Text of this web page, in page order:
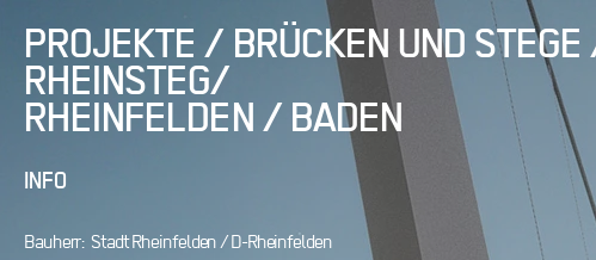
PROJEKTE / BRÜCKEN UND STEGE
RHEINSTEG/
RHEINFELDEN / BADEN
INFO
Bauherr: Stadt Rheinfelden / D-Rheinfelden